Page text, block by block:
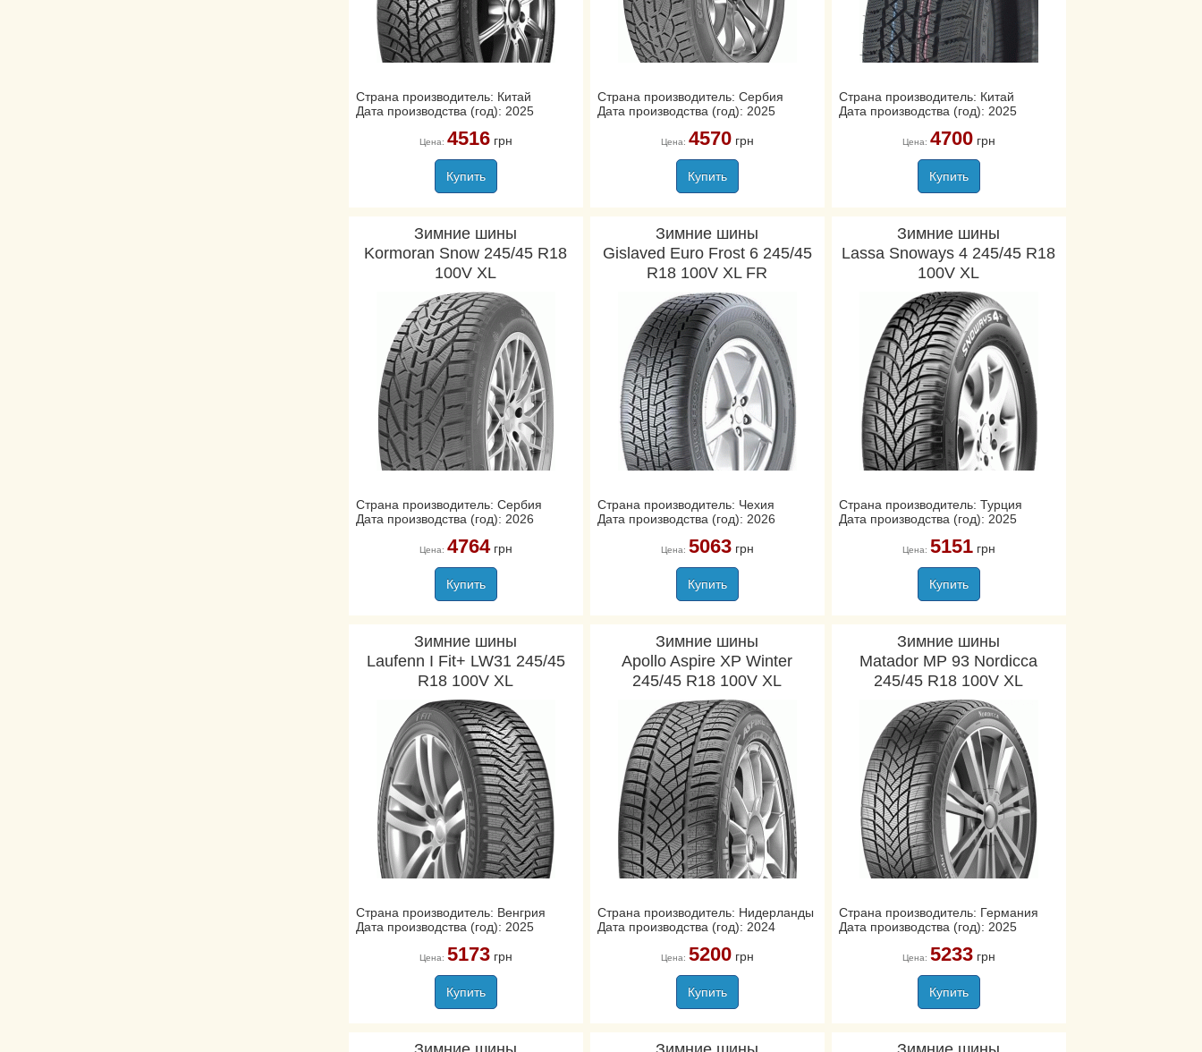
Страна производитель: Китай
Дата производства (год): 2025
Цена: 4516грн
Купить
Страна производитель: Сербия
Дата производства (год): 2025
Цена: 4570грн
Купить
Страна производитель: Китай
Дата производства (год): 2025
Цена: 4700грн
Купить
Зимние шины
Kormoran Snow 245/45 R18
100V XL
Страна производитель: Сербия
Дата производства (год): 2026
Цена: 4764грн
Купить
Зимние шины
Gislaved Euro Frost 6 245/45
R18 100V XL FR
Страна производитель: Чехия
Дата производства (год): 2026
Цена: 5063грн
Купить
Зимние шины
Lassa Snoways 4 245/45 R18
100V XL
Страна производитель: Турция
Дата производства (год): 2025
Цена: 5151грн
Купить
Зимние шины
Laufenn I Fit+ LW31 245/45
R18 100V XL
Страна производитель: Венгрия
Дата производства (год): 2025
Цена: 5173грн
Купить
Зимние шины
Apollo Aspire XP Winter
245/45 R18 100V XL
Страна производитель: Нидерланды
Дата производства (год): 2024
Цена: 5200грн
Купить
Зимние шины
Matador MP 93 Nordicca
245/45 R18 100V XL
Страна производитель: Германия
Дата производства (год): 2025
Цена: 5233грн
Купить